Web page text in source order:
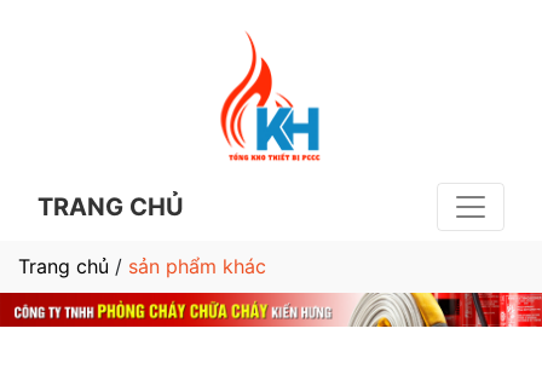
TRANG CHỦ
Trang chủ / sản phẩm khác